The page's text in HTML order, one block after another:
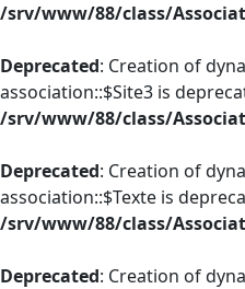
/srv/www/88/class/
Deprecated: Creation of
association::$Site3 is
/srv/www/88/class/
Deprecated: Creation of
association::$Texte is
/srv/www/88/class/
Deprecated: Creation of